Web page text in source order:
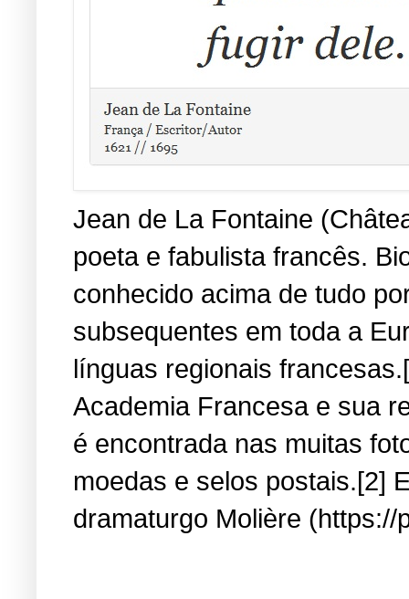
Jean de La Fontaine
poeta e fabulista francês.
conhecido acima de tudo
subsequentes em toda a
línguas regionais
Academia Francesa e sua
é encontrada nas muitas
moedas e selos postais.[2]
dramaturgo Molière